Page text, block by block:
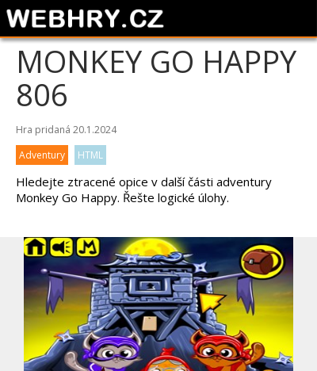
MONKEY GO HAPPY
806
Hra pridaná 20.1.2024
Adventury
HTML
Hledejte ztracené opice v další části adventury
Monkey Go Happy. Řešte logické úlohy.